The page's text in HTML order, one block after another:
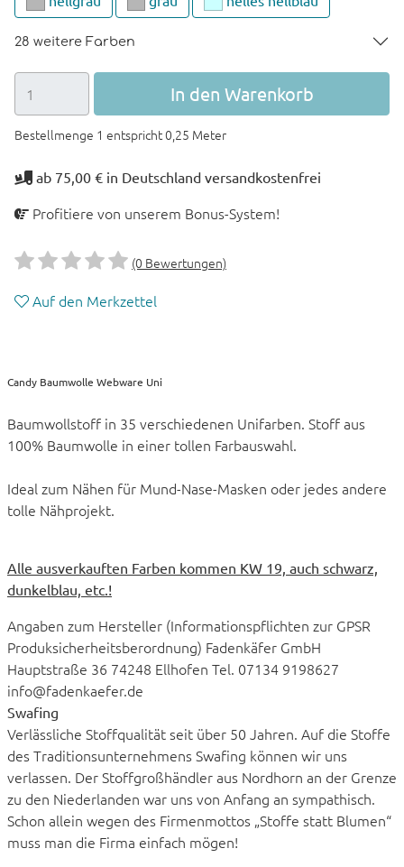
28 weitere Farben
In den Warenkorb
Bestellmenge 1 entspricht 0,25 Meter
ab 75,00 € in Deutschland versandkostenfrei
Profitiere von unserem Bonus-System!
(0 Bewertungen)
Auf den Merkzettel
Candy Baumwolle Webware Uni
Baumwollstoff in 35 verschiedenen Unifarben. Stoff aus
100% Baumwolle in einer tollen Farbauswahl.
Ideal zum Nähen für Mund-Nase-Masken oder jedes andere
tolle Nähprojekt.
Alle ausverkauften Farben kommen KW 19, auch schwarz,
dunkelblau, etc.!
Angaben zum Hersteller (Informationspflichten zur GPSR
Produksicherheitsberordnung) Fadenkäfer GmbH
Hauptstraße 36 74248 Ellhofen Tel. 07134 9198627
info@fadenkaefer.de
Swafing
Verlässliche Stoffqualität seit über 50 Jahren. Auf die Stoffe
des Traditionsunternehmens Swafing können wir uns
verlassen. Der Stoffgroßhändler aus Nordhorn an der Grenze
zu den Niederlanden war uns von Anfang an sympathisch.
Schon allein wegen des Firmenmottos „Stoffe statt Blumen“
muss man die Firma einfach mögen!